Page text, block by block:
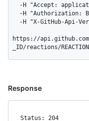
https://api.github.com/
_ID/reactions/
Response
Status: 204